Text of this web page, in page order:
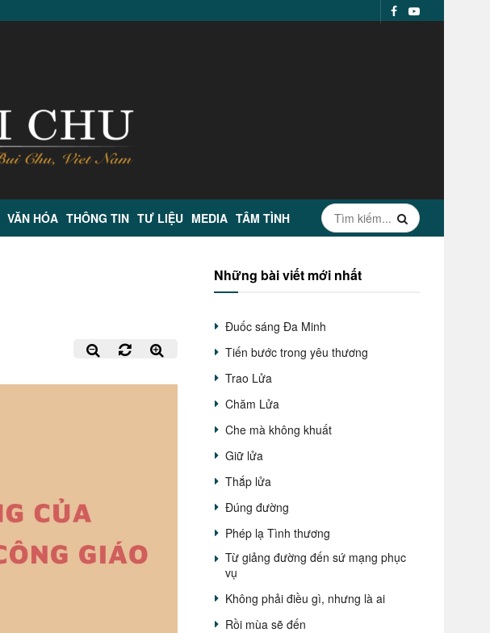
VĂN HÓA THÔNG TIN TƯ LIỆU MEDIA TÂM TÌNH
Những bài viết mới nhất
Đuốc sáng Đa Minh
Tiến bước trong yêu thương
Trao Lửa
Chăm Lửa
Che mà không khuất
Giữ lửa
Thắp lửa
Đúng đường
Phép lạ Tình thương
Từ giảng đường đến sứ mạng phục
vụ
Không phải điều gì, nhưng là ai
Rồi mùa sẽ đến